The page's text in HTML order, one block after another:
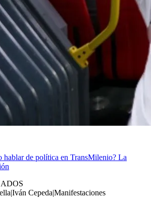
hablar de política en TransMilenio? La
|Iván Cepeda|Manifestaciones